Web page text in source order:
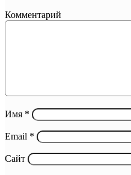
Комментарий
Имя *
Email *
Сайт